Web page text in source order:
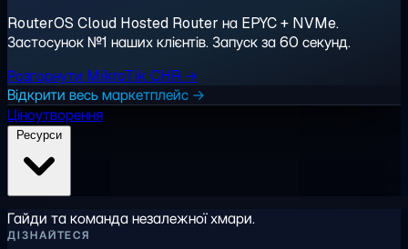
RouterOS Cloud Hosted Router на EPYC + NVMe.
Застосунок №1 наших клієнтів. Запуск за 60 секунд.
Розгорнути MikroTik CHR →
Відкрити весь маркетплейс →
Ціноутворення
Гайди та команда незалежної хмари.
ДІЗНАЙТЕСЯ